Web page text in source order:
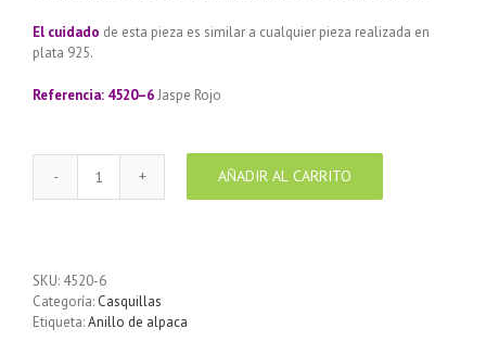
El cuidado de esta pieza es similar a cualquier pieza realizada en
plata 925.
Referencia: 4520–6Jaspe Rojo
Anillo
de
plata
diseño
Casquillas
AÑADIR AL CARRITO
SKU: 4520-6
Categoría: Casquillas
Etiqueta:Anillo de alpaca